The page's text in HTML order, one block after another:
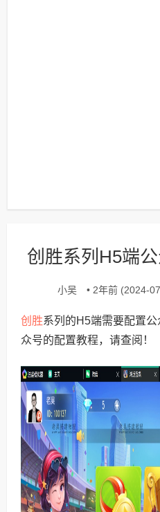
创胜系列H5端
小吴 • 2年前 (2024-
创胜系列的H5端需要配置
众号的配置教程，请查阅！